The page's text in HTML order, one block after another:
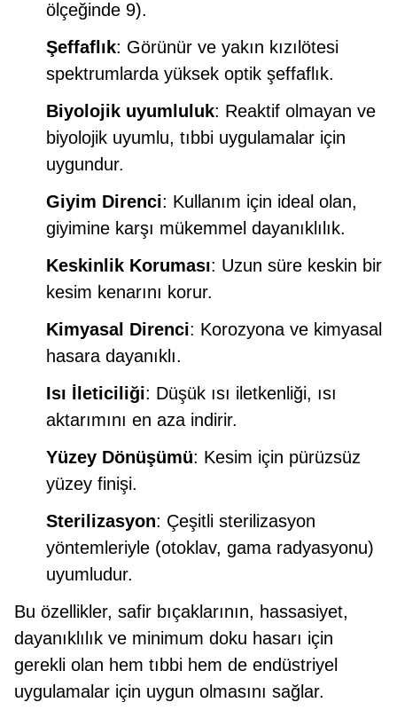
ölçeğinde 9).
Şeffaflık: Görünür ve yakın kızılötesi
spektrumlarda yüksek optik şeffaflık.
Biyolojik uyumluluk: Reaktif olmayan ve
biyolojik uyumlu, tıbbi uygulamalar için
uygundur.
Giyim Direnci: Kullanım için ideal olan,
giyimine karşı mükemmel dayanıklılık.
Keskinlik Koruması: Uzun süre keskin bir
kesim kenarını korur.
Kimyasal Direnci: Korozyona ve kimyasal
hasara dayanıklı.
Isı İleticiliği: Düşük ısı iletkenliği, ısı
aktarımını en aza indirir.
Yüzey Dönüşümü: Kesim için pürüzsüz
yüzey finişi.
Sterilizasyon: Çeşitli sterilizasyon
yöntemleriyle (otoklav, gama radyasyonu)
uyumludur.
Bu özellikler, safir bıçaklarının, hassasiyet,
dayanıklılık ve minimum doku hasarı için
gerekli olan hem tıbbi hem de endüstriyel
uygulamalar için uygun olmasını sağlar.